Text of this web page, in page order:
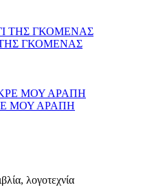
ΓΚΟΜΕΝΑΣ
ΜΟΥ ΑΡΑΠΗ
λογοτεχνία